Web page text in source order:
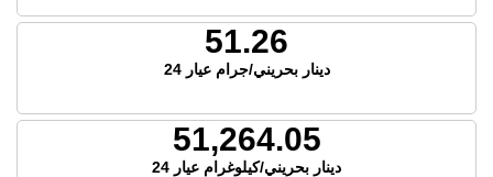
51.26
دينار بحريني/جرام عيار 24
51,264.05
دينار بحريني/كيلوغرام عيار 24